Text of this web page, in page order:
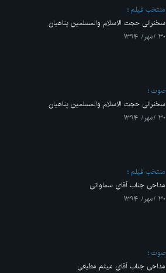
منتخب فیلم
سخنرانی حجت الاسلام والمسلمین پناهیان
۳۰ /مهر/ ۱۳۹۴
صوت
سخنرانی حجت الاسلام والمسلمین پناهیان
۳۰ /مهر/ ۱۳۹۴
منتخب فیلم
مداحی جناب آقای سماواتی
۳۰ /مهر/ ۱۳۹۴
صوت
مداحی جناب آقای میثم مطیعی